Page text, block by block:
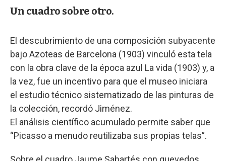
Un cuadro sobre otro.
El descubrimiento de una composición subyacente
bajo Azoteas de Barcelona (1903) vinculó esta tela
con la obra clave de la época azul La vida (1903) y, a
la vez, fue un incentivo para que el museo iniciara
el estudio técnico sistematizado de las pinturas de
la colección, recordó Jiménez.
El análisis científico acumulado permite saber que
“Picasso a menudo reutilizaba sus propias telas”.